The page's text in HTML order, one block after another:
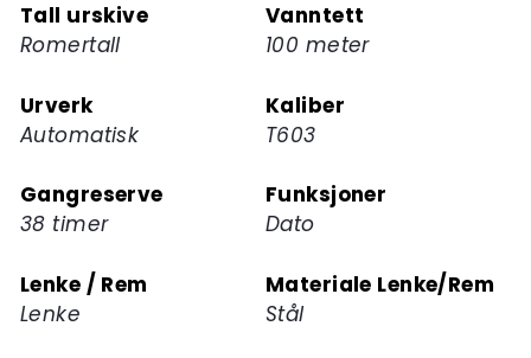
Tall urskive
Romertall
Vanntett
100 meter
Urverk
Automatisk
Kaliber
T603
Gangreserve
38 timer
Funksjoner
Dato
Lenke / Rem
Lenke
Materiale Lenke/Rem
Stål